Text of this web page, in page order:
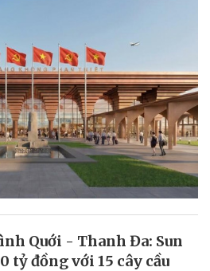
Quới - Thanh Đa: Sun
tỷ đồng với 15 cây cầu